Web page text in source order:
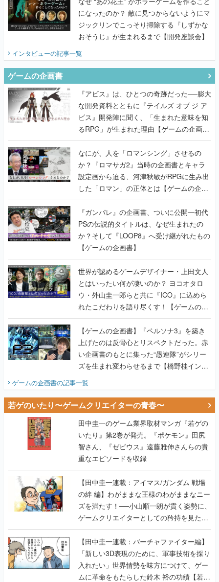
になったのか？ 敵に見つからないようにマ
ジックリンでこっそり掃除する『しずかな
おそうじ』が生まれるまで【開発座談会】
インタビューの記事一覧
ゲームの企画書
『アビス』は、ひとつの奇跡だった──膨大
な開発資料とともに『テイルズ オブ ジ ア
ビス』開発陣に聞く、「生まれた意味を知
るRPG」が生まれた理由【ゲームの企画
書】
なにが、人を「ロマンシング」させるの
か？『ロマサガ2』当時の企画書とキャラ
設定画から迫る、河津秋敏がRPGに生み出
した「ロマン」の正体とは【ゲームの企画
書】
『ガンパレ』の企画書、ついに公開━初代
PSの伝説的タイトルは、なぜ生まれたの
か？そして『LOOP8』へ受け継がれたもの
【ゲームの企画書】
世界が認めるゲームデザイナー・上田文人
とはいったい何が凄いのか？ ヨコオタロ
ウ・外山圭一郎らと共に『ICO』に込めら
れたこだわりを語り尽くす！【ゲームの企
画書】
【ゲームの企画書】『ペルソナ3』を築き
上げたのは反骨心とリスペクトだった。赤
い企画書のもとに集った“愚連隊”がシリー
ズを生まれ変わらせるまで【橋野桂インタ
ゲームの企画書の記事一覧
若ゲのいたり〜ゲームクリエイターの青春〜
田中圭一のゲーム業界取材マンガ『若ゲの
いたり』第2巻が発売。『ポケモン』田尻
智さん、『ゼビウス』遠藤雅伸さんらの貴
重なエピソードを収録
【田中圭一連載：アイマス/ガンダム 戦場
の絆 編】わがままな王様のわがままなニー
ズを満たす！──小山順一朗が貫く姿勢に、
ゲームクリエイターとしての矜持を見た
【若ゲのいたり最終回】
【田中圭一連載：バーチャファイター編】
「新しい3D表現のために、軍事技術を採り
入れたい」世界情勢を味方につけて、ゲー
ムに革命をもたらした鈴木 裕の功績【若ゲ